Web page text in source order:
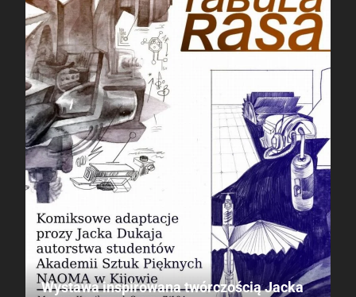
Wystawa inspirowana twórczością Jacka